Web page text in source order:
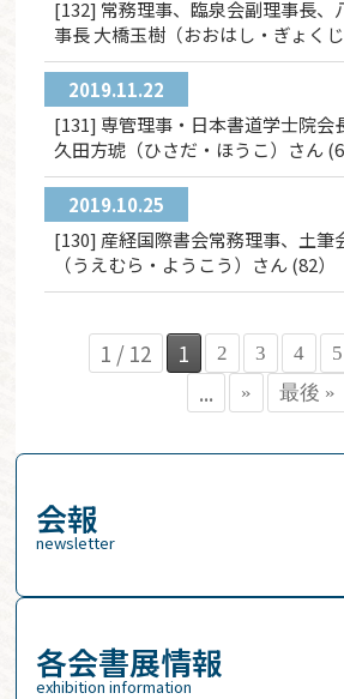
[132] 常務理事、臨泉会副理事長、
事長 大橋玉樹（おおはし・ぎょくじ
2019.11.22
[131] 専管理事・日本書道学士院会
久田方琥（ひさだ・ほうこ）さん
2019.10.25
[130] 産経国際書会常務理事、土筆
（うえむら・ようこう）さん (82）
1 / 12 1 2 3 4 5
... » 最後 »
会報
newsletter
各会書展情報
exhibition information